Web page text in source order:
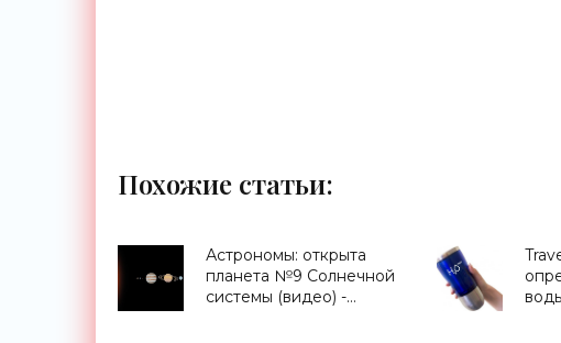
Похожие статьи:
Астрономы: открыта
планета №9 Солнечной
системы (видео) -